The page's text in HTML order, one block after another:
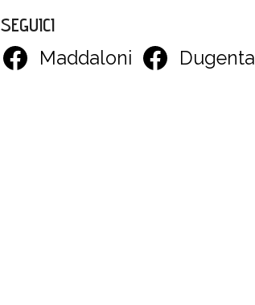
SEGUICI
Maddaloni Dugenta